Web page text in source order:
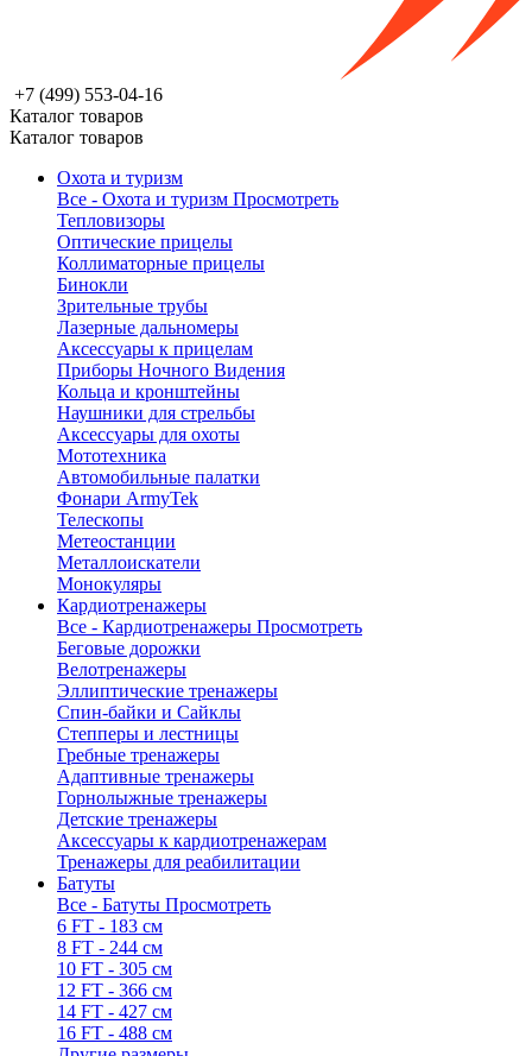
+7 (499) 553-04-16
Каталог товаров
Каталог товаров
Охота и туризм
Все - Охота и туризм Просмотреть
Тепловизоры
Оптические прицелы
Коллиматорные прицелы
Бинокли
Зрительные трубы
Лазерные дальномеры
Аксессуары к прицелам
Приборы Ночного Видения
Кольца и кронштейны
Наушники для стрельбы
Аксессуары для охоты
Мототехника
Автомобильные палатки
Фонари ArmyTek
Телескопы
Метеостанции
Металлоискатели
Монокуляры
Кардиотренажеры
Все - Кардиотренажеры Просмотреть
Беговые дорожки
Велотренажеры
Эллиптические тренажеры
Спин-байки и Сайклы
Степперы и лестницы
Гребные тренажеры
Адаптивные тренажеры
Горнолыжные тренажеры
Детские тренажеры
Аксессуары к кардиотренажерам
Тренажеры для реабилитации
Батуты
Все - Батуты Просмотреть
6 FT - 183 см
8 FT - 244 см
10 FT - 305 см
12 FT - 366 см
14 FT - 427 см
16 FT - 488 см